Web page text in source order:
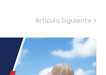
Artículo Siguiente